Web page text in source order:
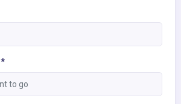
تاریخ منتخب کریں*